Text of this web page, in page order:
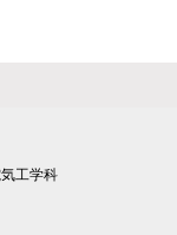
工学科